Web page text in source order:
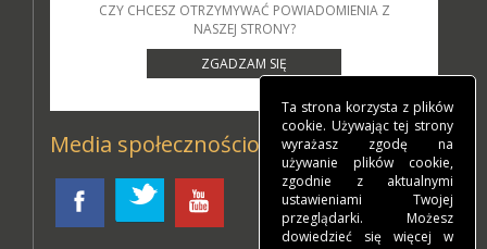
CZY CHCESZ OTRZYMYWAĆ POWIADOMIENIA Z
NASZEJ STRONY?
ZGADZAM SIĘ
Media społecznościowe
Ta strona korzysta z plików
cookie. Używając tej strony
wyrażasz zgodę na
używanie plików cookie,
zgodnie z aktualnymi
ustawieniami Twojej
przeglądarki. Możesz
dowiedzieć się więcej w